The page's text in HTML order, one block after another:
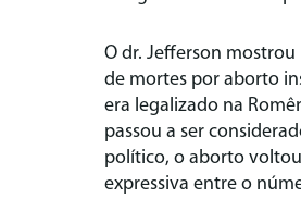
O dr. Jefferson
de mortes por aborto
era legalizado na
passou a ser
político, o aborto
expressiva entre o